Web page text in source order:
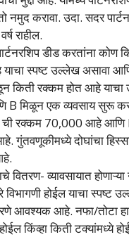
नमुद करावा. उदा. सदर
राहील.
डीड करतांना कोण
स्पष्ट उल्लेख असावा
किती रक्कम होत आहे
B मिळून एक व्यवसाय सुरू
ची रक्कम 70,000 आहे आणि
गुंतवणूकीमध्ये दोघांचा
वितरण- व्यावसायात
होईल याचा स्पष्ट
आवश्यक आहे. नफा/तोटा
किंव्हा किती टक्यांमध्ये